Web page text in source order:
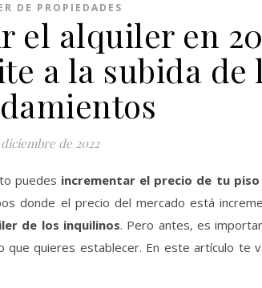
DE PROPIEDADES
el alquiler en
a la subida de
diciembre de 2022
puedes incrementar el precio de tu piso
donde el precio del mercado está
de los inquilinos. Pero antes, es
que quieres establecer. En este artículo te